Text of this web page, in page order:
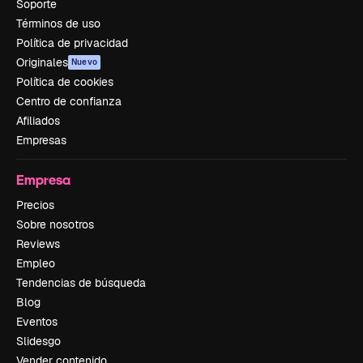
Soporte
Términos de uso
Política de privacidad
Originales Nuevo
Política de cookies
Centro de confianza
Afiliados
Empresas
Empresa
Precios
Sobre nosotros
Reviews
Empleo
Tendencias de búsqueda
Blog
Eventos
Slidesgo